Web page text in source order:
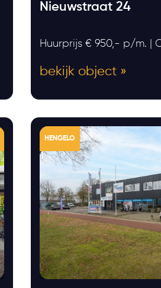
Nieuwstraat 24
Huurprijs € 950,- p/m. |
bekijk object »
HENGELO